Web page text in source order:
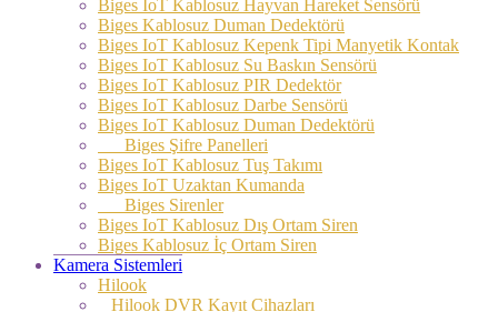
Biges IoT Kablosuz Hayvan Hareket Sensörü
Biges Kablosuz Duman Dedektörü
Biges IoT Kablosuz Kepenk Tipi Manyetik Kontak
Biges IoT Kablosuz Su Baskın Sensörü
Biges IoT Kablosuz PIR Dedektör
Biges IoT Kablosuz Darbe Sensörü
Biges IoT Kablosuz Duman Dedektörü
Biges Şifre Panelleri
Biges IoT Kablosuz Tuş Takımı
Biges IoT Uzaktan Kumanda
Biges Sirenler
Biges IoT Kablosuz Dış Ortam Siren
Biges Kablosuz İç Ortam Siren
Kamera Sistemleri
Hilook
Hilook DVR Kayıt Cihazları